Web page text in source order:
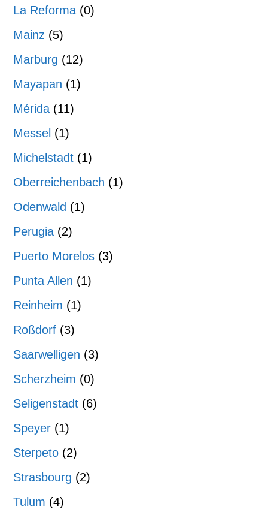
La Reforma (0)
Mainz (5)
Marburg (12)
Mayapan (1)
Mérida (11)
Messel (1)
Michelstadt (1)
Oberreichenbach (1)
Odenwald (1)
Perugia (2)
Puerto Morelos (3)
Punta Allen (1)
Reinheim (1)
Roßdorf (3)
Saarwelligen (3)
Scherzheim (0)
Seligenstadt (6)
Speyer (1)
Sterpeto (2)
Strasbourg (2)
Tulum (4)